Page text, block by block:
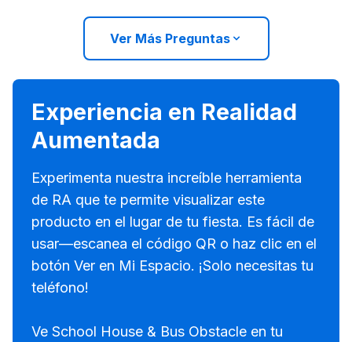
Ver Más Preguntas
Experiencia en Realidad
Aumentada
Experimenta nuestra increíble herramienta
de RA que te permite visualizar este
producto en el lugar de tu fiesta. Es fácil de
usar—escanea el código QR o haz clic en el
botón Ver en Mi Espacio. ¡Solo necesitas tu
teléfono!
Ve School House & Bus Obstacle en tu